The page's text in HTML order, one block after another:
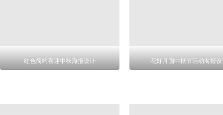
红色简约喜迎中秋海报设计 花好月圆中秋节活动海报